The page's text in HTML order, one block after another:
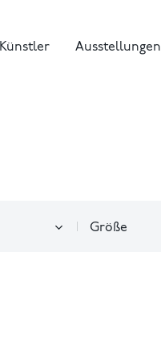
Künstler Ausstellungen
Größe